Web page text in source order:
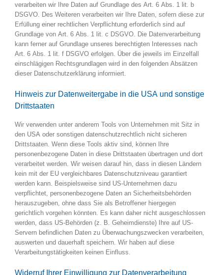
verarbeiten wir Ihre Daten auf Grundlage des Art. 6 Abs. 1 lit. b
DSGVO. Des Weiteren verarbeiten wir Ihre Daten, sofern diese zur
Erfüllung einer rechtlichen Verpflichtung erforderlich sind auf
Grundlage von Art. 6 Abs. 1 lit. c DSGVO. Die Datenverarbeitung
kann ferner auf Grundlage unseres berechtigten Interesses nach
Art. 6 Abs. 1 lit. f DSGVO erfolgen. Über die jeweils im Einzelfall
einschlägigen Rechtsgrundlagen wird in den folgenden Absätzen
dieser Datenschutzerklärung informiert.
Hinweis zur Datenweitergabe in die USA und sonstige
Drittstaaten
Wir verwenden unter anderem Tools von Unternehmen mit Sitz in
den USA oder sonstigen datenschutzrechtlich nicht sicheren
Drittstaaten. Wenn diese Tools aktiv sind, können Ihre
personenbezogene Daten in diese Drittstaaten übertragen und dort
verarbeitet werden. Wir weisen darauf hin, dass in diesen Ländern
kein mit der EU vergleichbares Datenschutzniveau garantiert
werden kann. Beispielsweise sind US-Unternehmen dazu
verpflichtet, personenbezogene Daten an Sicherheitsbehörden
herauszugeben, ohne dass Sie als Betroffener hiergegen
gerichtlich vorgehen könnten. Es kann daher nicht ausgeschlossen
werden, dass US-Behörden (z. B. Geheimdienste) Ihre auf US-
Servern befindlichen Daten zu Überwachungszwecken verarbeiten,
auswerten und dauerhaft speichern. Wir haben auf diese
Verarbeitungstätigkeiten keinen Einfluss.
Widerruf Ihrer Einwilligung zur Datenverarbeitung